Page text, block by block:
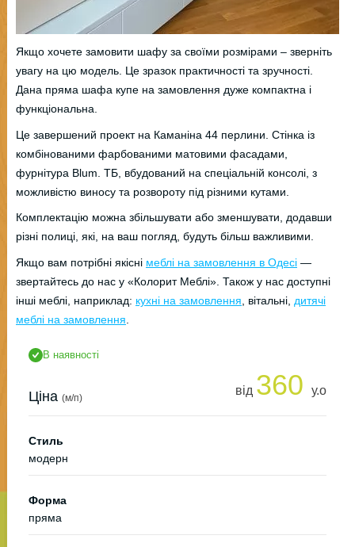
Якщо хочете замовити шафу за своїми розмірами – зверніть
увагу на цю модель. Це зразок практичності та зручності.
Дана пряма шафа купе на замовлення дуже компактна і
функціональна.
Це завершений проект на Каманіна 44 перлини. Стінка із
комбінованими фарбованими матовими фасадами,
фурнітура Blum. ТБ, вбудований на спеціальній консолі, з
можливістю виносу та розвороту під різними кутами.
Комплектацію можна збільшувати або зменшувати, додавши
різні полиці, які, на ваш погляд, будуть більш важливими.
Якщо вам потрібні якісні меблі на замовлення в Одесі —
звертайтесь до нас у «Колорит Меблі». Також у нас доступні
інші меблі, наприклад: кухні на замовлення , вітальні, дитячі
меблі на замовлення
В наявності
Ціна (м/п)
від 360 у.о
Стиль
модерн
Форма
пряма